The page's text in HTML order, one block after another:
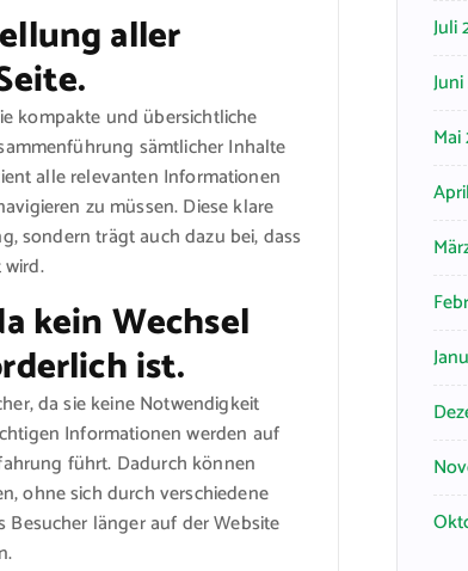
aller
kompakte und übersichtliche
sämtlicher Inhalte
alle relevanten Informationen
zu müssen. Diese klare
sondern trägt auch dazu bei, dass
kein Wechsel
ist.
da sie keine Notwendigkeit
Informationen werden auf
führt. Dadurch können
ohne sich durch verschiedene
Besucher länger auf der Website
Juli